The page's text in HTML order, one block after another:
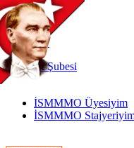
TR
|
EN
İnternetŞubesi
İSMMMO Üyesiyim
İSMMMO